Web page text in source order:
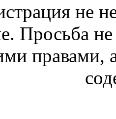
не
Просьба
правами,